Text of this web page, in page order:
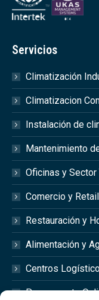
Servicios
Climatización
Climatizacion
Instalación de
Mantenimiento
Oficinas y Sector
Comercio y Retail
Restauración y
Alimentación y
Centros
Presupuesto